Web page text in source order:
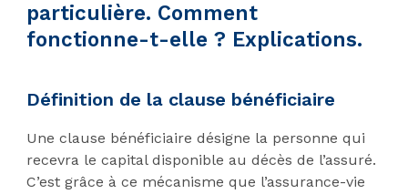
particulière. Comment
fonctionne-t-elle ? Explications.
Définition de la clause bénéficiaire
Une clause bénéficiaire désigne la personne qui
recevra le capital disponible au décès de l’assuré.
C’est grâce à ce mécanisme que l’assurance-vie